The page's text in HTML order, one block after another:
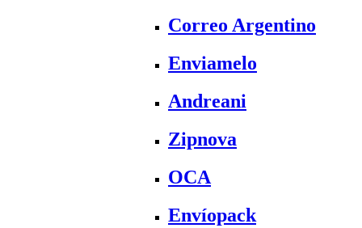
Correo Argentino
Enviamelo
Andreani
Zipnova
OCA
Envíopack